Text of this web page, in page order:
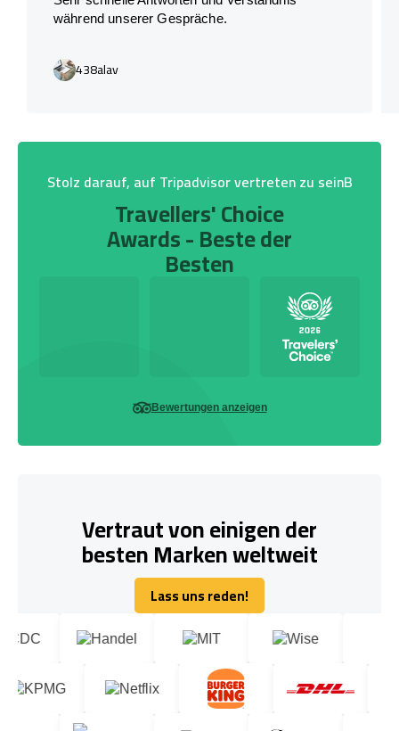
während unserer Gespräche.
438alav
Stolz darauf, auf Tripadvisor vertreten zu seinB
Travellers' Choice
Awards - Beste der
Besten
Bewertungen anzeigen
Vertraut von einigen der
besten Marken weltweit
Lass uns reden!
Lass uns reden!